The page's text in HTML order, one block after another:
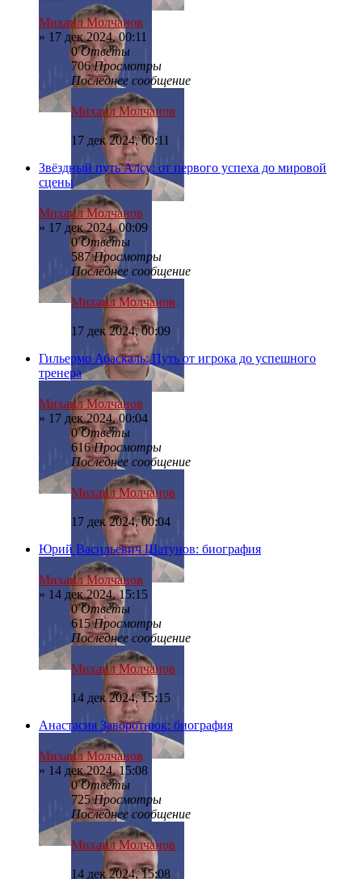
Михаил Молчанов
» 17 дек 2024, 00:11
0Ответы
706Просмотры
Последнее сообщение
Михаил Молчанов
17 дек 2024, 00:11
Звёздный путь Алсу: от первого успеха до мировой
сцены
Михаил Молчанов
» 17 дек 2024, 00:09
0Ответы
587Просмотры
Последнее сообщение
Михаил Молчанов
17 дек 2024, 00:09
Гильермо Абаскаль: Путь от игрока до успешного
тренера
Михаил Молчанов
» 17 дек 2024, 00:04
0Ответы
616Просмотры
Последнее сообщение
Михаил Молчанов
17 дек 2024, 00:04
Юрий Васильевич Шатунов: биография
Михаил Молчанов
» 14 дек 2024, 15:15
0Ответы
615Просмотры
Последнее сообщение
Михаил Молчанов
14 дек 2024, 15:15
Анастасия Заворотнюк: биография
Михаил Молчанов
» 14 дек 2024, 15:08
0Ответы
725Просмотры
Последнее сообщение
Михаил Молчанов
14 дек 2024, 15:08